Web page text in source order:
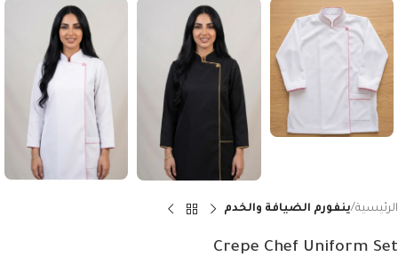
الرئيسية ينفورم الضيافة والخدم
Crepe Chef Uniform Set